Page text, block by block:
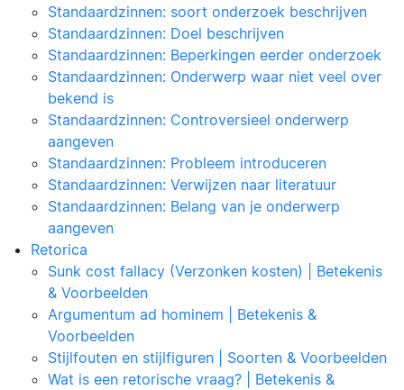
Standaardzinnen: soort onderzoek beschrijven
Standaardzinnen: Doel beschrijven
Standaardzinnen: Beperkingen eerder onderzoek
Standaardzinnen: Onderwerp waar niet veel over
bekend is
Standaardzinnen: Controversieel onderwerp
aangeven
Standaardzinnen: Probleem introduceren
Standaardzinnen: Verwijzen naar literatuur
Standaardzinnen: Belang van je onderwerp
aangeven
Retorica
Sunk cost fallacy (Verzonken kosten) | Betekenis
& Voorbeelden
Argumentum ad hominem | Betekenis &
Voorbeelden
Stijlfouten en stijlfiguren | Soorten & Voorbeelden
Wat is een retorische vraag? | Betekenis &